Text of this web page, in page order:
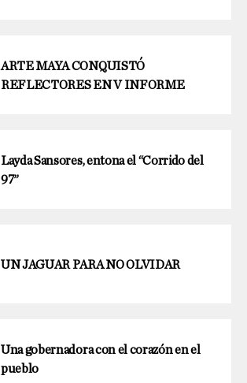
ARTE MAYA CONQUISTÓ
REFLECTORES EN V INFORME
Layda Sansores, entona el “Corrido del
97”
UN JAGUAR PARA NO OLVIDAR
Una gobernadora con el corazón en el
pueblo